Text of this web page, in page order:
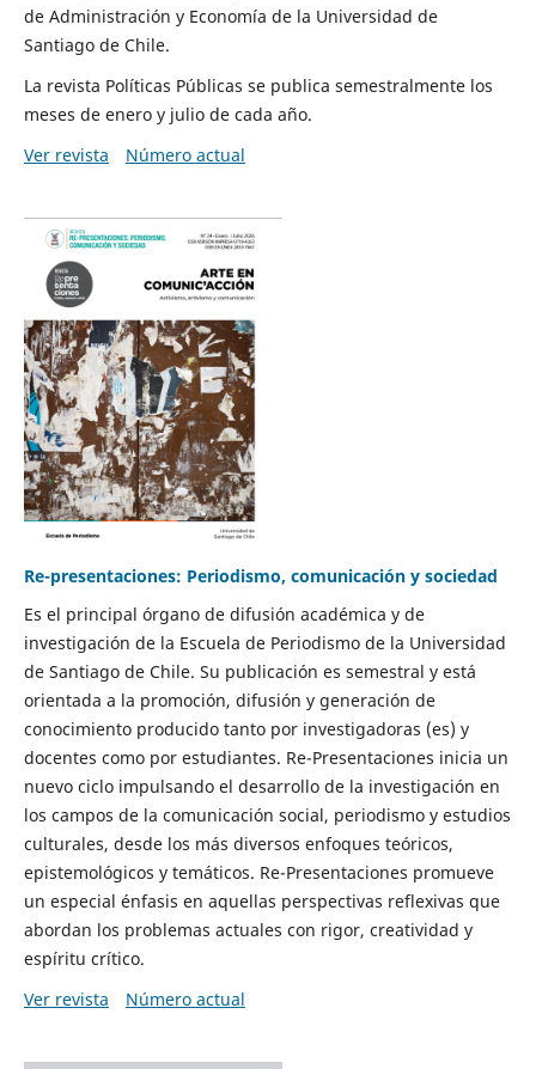
de Administración y Economía de la Universidad de
Santiago de Chile.
La revista Políticas Públicas se publica semestralmente los
meses de enero y julio de cada año.
Ver revista
Número actual
Re-presentaciones: Periodismo, comunicación y sociedad
Es el principal órgano de difusión académica y de
investigación de la Escuela de Periodismo de la Universidad
de Santiago de Chile. Su publicación es semestral y está
orientada a la promoción, difusión y generación de
conocimiento producido tanto por investigadoras (es) y
docentes como por estudiantes. Re-Presentaciones inicia un
nuevo ciclo impulsando el desarrollo de la investigación en
los campos de la comunicación social, periodismo y estudios
culturales, desde los más diversos enfoques teóricos,
epistemológicos y temáticos. Re-Presentaciones promueve
un especial énfasis en aquellas perspectivas reflexivas que
abordan los problemas actuales con rigor, creatividad y
espíritu crítico.
Ver revista
Número actual